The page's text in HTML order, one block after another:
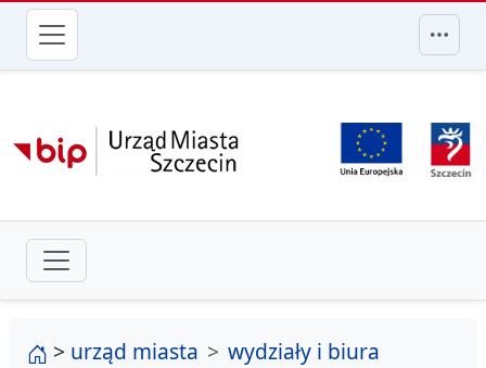
przejdź do głównego menu
strona główna
> urząd miasta
wydziały i biura